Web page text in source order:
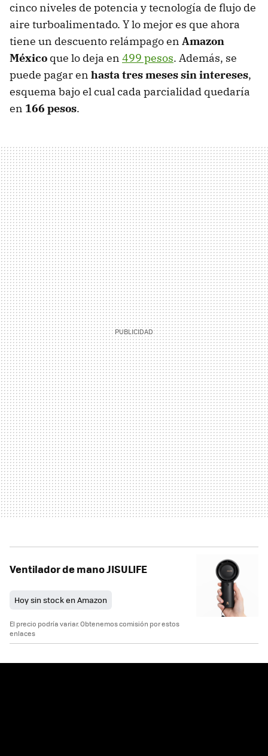
cinco niveles de potencia y tecnología de flujo de
aire turboalimentado. Y lo mejor es que ahora
tiene un descuento relámpago en Amazon
México que lo deja en 499 pesos. Además, se
puede pagar en hasta tres meses sin intereses,
esquema bajo el cual cada parcialidad quedaría
en 166 pesos.
Ventilador de mano JISULIFE
Hoy sin stock en Amazon
El precio podría variar. Obtenemos comisión por estos
enlaces